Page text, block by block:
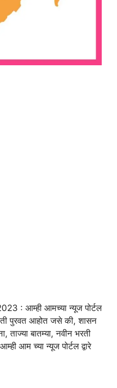
: आम्ही आमच्या न्यूज पोर्टल
पुरवत आहोत जसे की, शासन
ताज्या बातम्या, नवीन भरती
आम च्या न्यूज पोर्टल द्वारे